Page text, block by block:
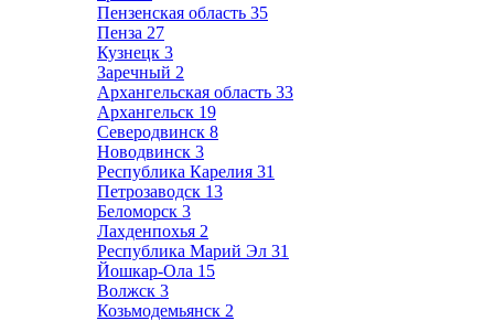
Пензенская область 35
Пенза 27
Кузнецк 3
Заречный 2
Архангельская область 33
Архангельск 19
Северодвинск 8
Новодвинск 3
Республика Карелия 31
Петрозаводск 13
Беломорск 3
Лахденпохья 2
Республика Марий Эл 31
Йошкар-Ола 15
Волжск 3
Козьмодемьянск 2